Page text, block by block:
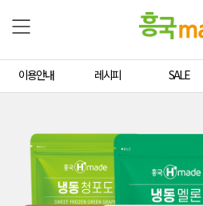
이용안내 레시피 SALE